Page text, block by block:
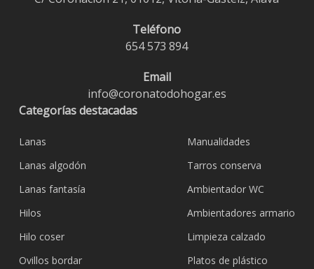
Teléfono
654 573 894
Email
info@coronatodohogar.es
Categorías destacadas
Lanas
Lanas algodón
Lanas fantasía
Hilos
Hilo coser
Ovillos bordar
Manualidades
Tarros conserva
Ambientador WC
Ambientadores armario
Limpieza calzado
Platos de plástico